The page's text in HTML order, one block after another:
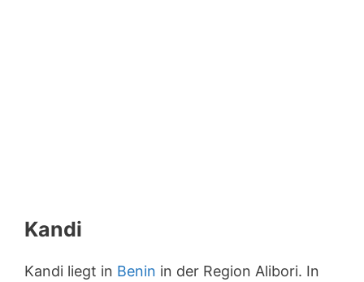
Kandi
Kandi liegt in Benin in der Region Alibori. In